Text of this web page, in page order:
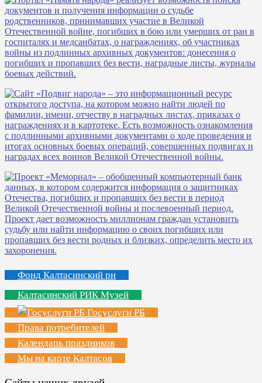
Фонд Калтасинский рн
Калтасинский РИК Музей
Госуслуги РБ
Права потребителей
Календарь праздников
Мы на карте Калтасов